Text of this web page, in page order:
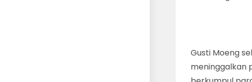
Gusti Moeng
meninggalkan